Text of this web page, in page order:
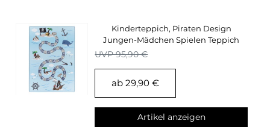
Kinderteppich, Piraten Design
Jungen-Mädchen Spielen Teppich
Kinderzimmer
UVP 95,90 €
ab 29,90 €
Artikel anzeigen